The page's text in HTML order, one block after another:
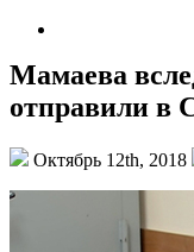
Мамаева
отправили в
Октябрь 12th, 2018